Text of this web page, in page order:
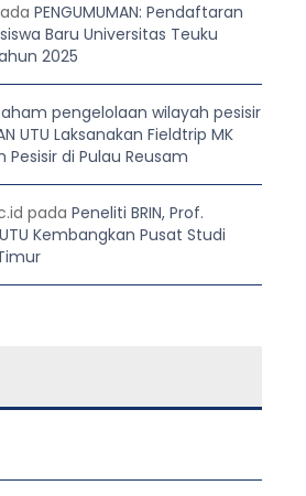
PENGUMUMAN: Pendaftaran
Baru Universitas Teuku
2025
pengelolaan wilayah pesisir
UTU Laksanakan Fieldtrip MK
Pesisir di Pulau Reusam
padaPeneliti BRIN, Prof.
Kembangkan Pusat Studi